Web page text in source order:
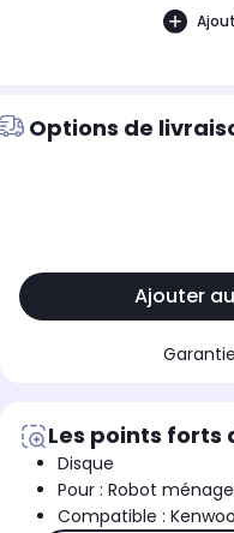
Options de
Ajouter
Les points forts
Disque
Pour : Robot
Compatible :